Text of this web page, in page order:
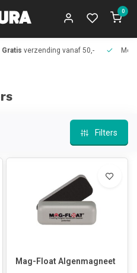
0
Gratis verzending vanaf 50,-
Filters
Mag-Float Algenmagneet